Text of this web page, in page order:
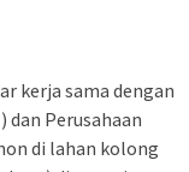
kerja sama dengan
dan Perusahaan
di lahan kolong